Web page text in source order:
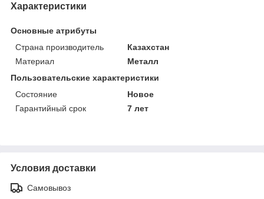
Характеристики
Основные атрибуты
Страна производитель
Казахстан
Материал
Металл
Пользовательские характеристики
Состояние
Новое
Гарантийный срок
7 лет
Условия доставки
Самовывоз